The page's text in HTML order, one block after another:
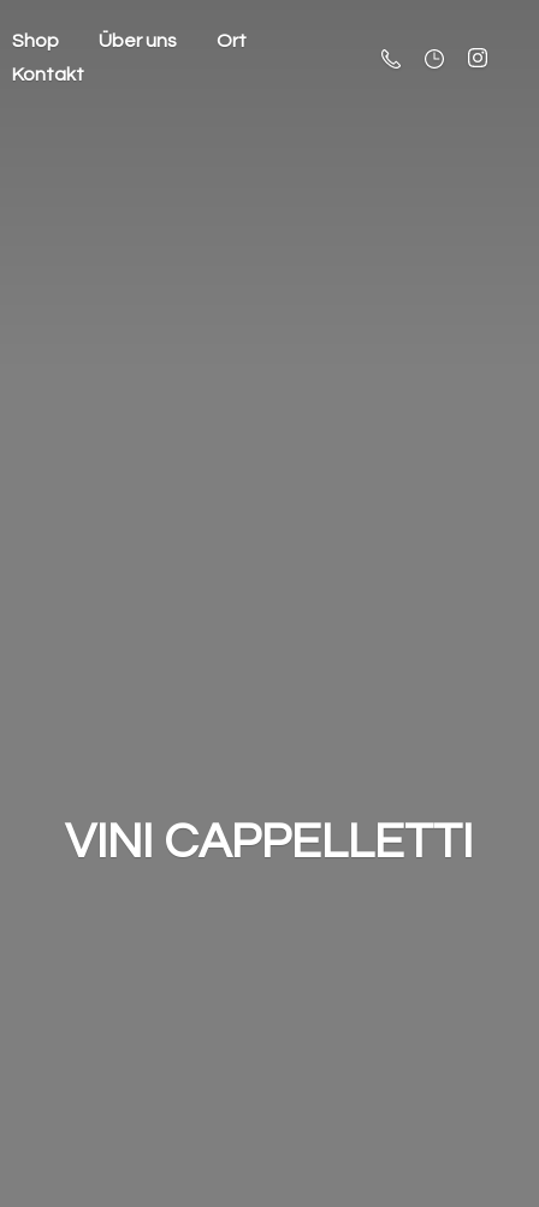
Shop Über uns
Ort
Kontakt
VINI CAPPELLETTI